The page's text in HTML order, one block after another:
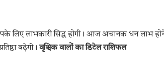
लिए लाभकारी सिद्ध होगी। आज अचानक धन लाभ
बढ़ेगी। वृश्चिक वालों का डिटेल राशिफल